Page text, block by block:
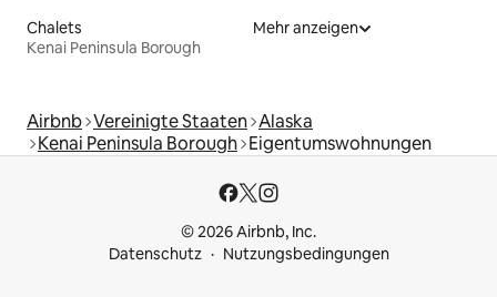
Chalets
Kenai Peninsula Borough
Mehr anzeigen
Airbnb Vereinigte Staaten Alaska
Kenai Peninsula Borough Eigentumswohnungen
© 2026 Airbnb, Inc.
Datenschutz
Nutzungsbedingungen